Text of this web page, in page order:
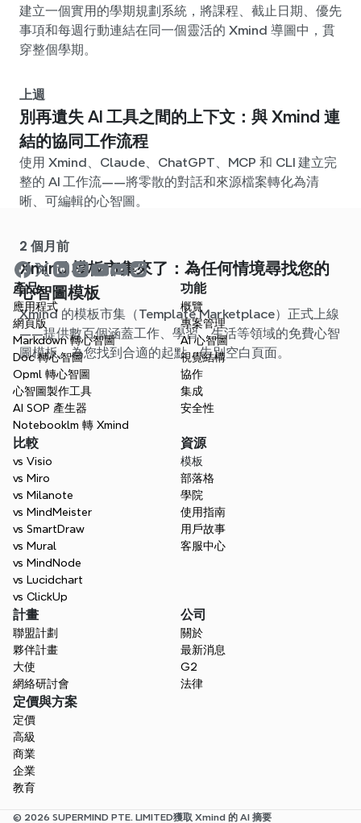
建立一個實用的學期規劃系統，將課程、截止日期、優先
事項和每週行動連結在同一個靈活的 Xmind 導圖中，貫
穿整個學期。
上週
別再遺失 AI 工具之間的上下文：與 Xmind 連
結的協同工作流程
使用 Xmind、Claude、ChatGPT、MCP 和 CLI 建立完
整的 AI 工作流——將零散的對話和來源檔案轉化為清
晰、可編輯的心智圖。
2 個月前
Xmind 模板市集來了：為任何情境尋找您的
心智圖模板
Xmind 的模板市集（Template Marketplace）正式上線
——提供數百個涵蓋工作、學習、生活等領域的免費心智
圖模板。為您找到合適的起點，告別空白頁面。
產品
應用程式
網頁版
Markdown 轉心智圖
Doc 轉心智圖
Opml 轉心智圖
心智圖製作工具
AI SOP 產生器
Notebooklm 轉 Xmind
功能
概覽
專案管理
AI 心智圖
視覺結構
協作
集成
安全性
比較
vs Visio
vs Miro
vs Milanote
vs MindMeister
vs SmartDraw
vs Mural
vs MindNode
vs Lucidchart
vs ClickUp
資源
模板
部落格
學院
使用指南
用戶故事
客服中心
計畫
聯盟計劃
夥伴計畫
大使
網絡研討會
公司
關於
最新消息
G2
法律
定價與方案
定價
高級
商業
企業
教育
© 2026 SUPERMIND PTE. LIMITED獲取 Xmind 的 AI 摘要